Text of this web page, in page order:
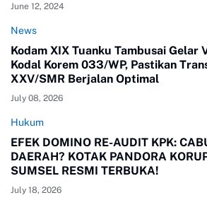
June 12, 2024
News
Kodam XIX Tuanku Tambusai Gelar
Kodal Korem 033/WP, Pastikan
XXV/SMR Berjalan Optimal
July 08, 2026
Hukum
EFEK DOMINO RE-AUDIT KPK:
DAERAH? KOTAK PANDORA
SUMSEL RESMI TERBUKA!
July 18, 2026